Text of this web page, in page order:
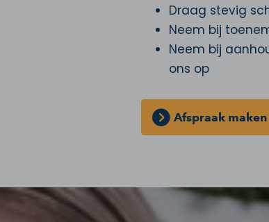
Draag stevig
Neem bij
Neem bij
ons op
Afspraak maken